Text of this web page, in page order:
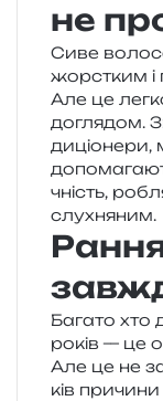
не
Сиве
жорс­тким і
Але це
догля­дом.
ди­ціо­не­ри,
чність,
слухняним.
Багато хто
років — це
Але це не
ків